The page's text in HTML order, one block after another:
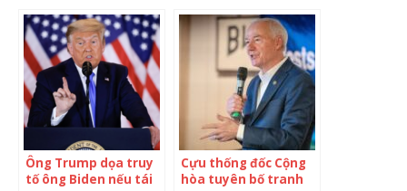
Tổng thống Mỹ 2024?
Ông Trump dọa truy
tố ông Biden nếu tái
Cựu thống đốc Cộng
hòa tuyên bố tranh